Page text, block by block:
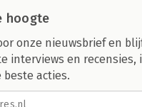
hoogte
onze nieuwsbrief en
interviews en recensies,
acties.